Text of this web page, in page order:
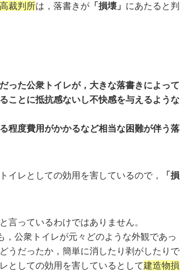
裁判所は，落書きが 「損壊」 にあたると判
った公衆トイレが，大きな落書きによって
ことに抵抗感ないし不快感を与えるような
程度費用がかかるなど相当な困難が伴う落
イレとしての効用を害しているので，
「損
言っているわけではありません。
公衆トイレが元々どのような外観であっ
うだったか，簡単に消したり剥がしたりで
としての効用を害しているとして建造物損